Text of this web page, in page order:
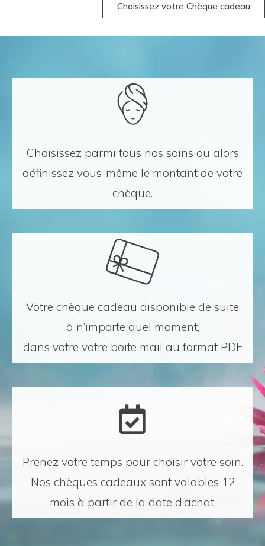
Choisissez votre Chèque cadeau
Choisissez parmi tous nos soins ou alors
définissez vous-même le montant de votre
chèque.
Votre chèque cadeau disponible de suite
à n’importe quel moment,
dans votre votre boite mail au format PDF
Prenez votre temps pour choisir votre soin.
Nos chèques cadeaux sont valables 12
mois à partir de la date d’achat.